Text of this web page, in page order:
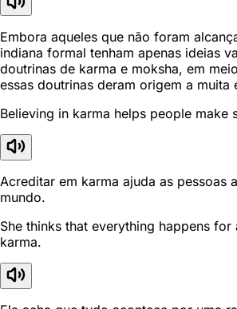
Embora aqueles que não foram
indiana formal tenham apenas ideias
doutrinas de karma e moksha, em
essas doutrinas deram origem a muita
Believing in karma helps people make
Acreditar em karma ajuda as pessoas
mundo.
She thinks that everything happens for
karma.